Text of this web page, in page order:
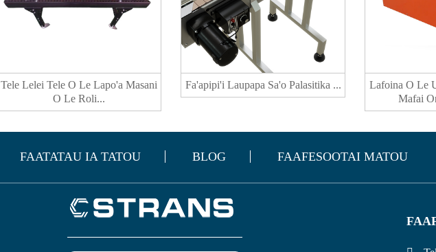
Tele Lelei Tele O Le Lapo'a Masani
O Le Roli...
Fa'apipi'i Laupapa Sa'o Palasitika ...
Lafoina O Le
Mafai
FAATATAU IA TATOU BLOG FAAFESOOTAI MATOU